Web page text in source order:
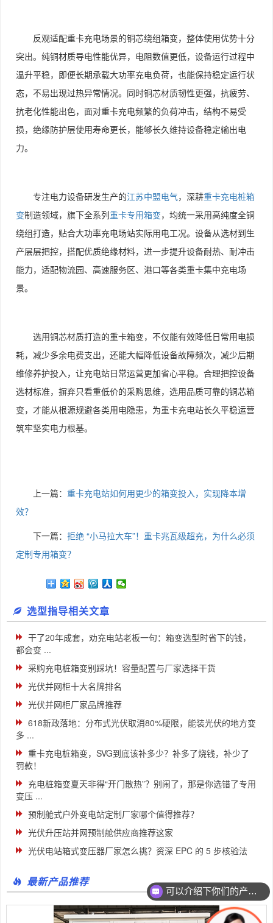
反观适配重卡充电场景的铜芯绕组箱变，整体使用优势十分
突出。纯铜材质导电性能优异，电阻数值更低，设备运行过程中
温升平稳，即便长期承载大功率充电负荷，也能保持稳定运行状
态，不易出现过热异常情况。同时铜芯材质韧性更强，抗疲劳、
抗老化性能出色，面对重卡充电频繁的负荷冲击，结构不易受
损，绝缘防护层使用寿命更长，能够长久维持设备稳定输出电
力。
专注电力设备研发生产的江苏中盟电气，深耕重卡充电桩箱
变制造领域，旗下全系列 重卡专用箱变 ，均统一采用高纯度全铜
绕组打造，贴合大功率充电场站实际用电工况。设备从选材到生
产层层把控，搭配优质绝缘材料，进一步提升设备耐热、耐冲击
能力，适配物流园、高速服务区、港口等各类重卡集中充电场
景。
选用铜芯材质打造的重卡箱变，不仅能有效降低日常用电损
耗，减少多余电费支出，还能大幅降低设备故障频次，减少后期
维修养护投入，让充电站日常运营更加省心平稳。合理把控设备
选材标准，摒弃只看重低价的采购思维，选用品质可靠的铜芯箱
变，才能从根源规避各类用电隐患，为重卡充电站长久平稳运营
筑牢坚实电力根基。
上一篇： 重卡充电站如何用更少的箱变投入，实现降本增
效？
下一篇： 拒绝 “小马拉大车”！重卡兆瓦级超充，为什么必须
定制专用箱变？
选型指导相关文章
干了20年成套，劝充电站老板一句：箱变选型时省下的钱，
都会变 ...
采购充电桩箱变别踩坑！容量配置与厂家选择干货
光伏并网柜十大名牌排名
光伏并网柜厂家品牌推荐
618新政落地：分布式光伏取消80%硬限，能装光伏的地方变
多 ...
重卡充电桩箱变，SVG到底该补多少？补多了烧钱，补少了
罚款！
充电桩箱变夏天非得“开门散热”？别闹了，那是你选错了专用
变压 ...
预制舱式户外变电站定制厂家哪个值得推荐？
光伏升压站并网预制舱供应商推荐这家
光伏电站箱式变压器厂家怎么挑？资深 EPC 的 5 步核验法
最新产品推荐
可以介绍下你们的产品么